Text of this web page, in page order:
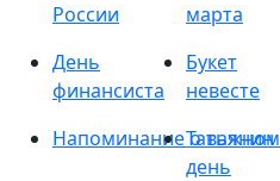
России
марта
День
финансиста
Букет
невесте
Напоминание о важном
Татьянин
день